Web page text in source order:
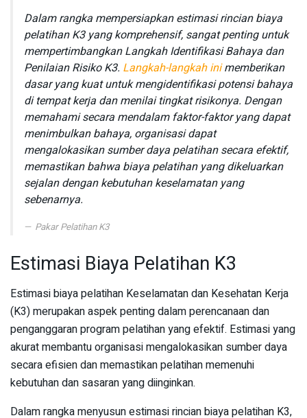
Dalam rangka mempersiapkan estimasi rincian biaya
pelatihan K3 yang komprehensif, sangat penting untuk
mempertimbangkan Langkah Identifikasi Bahaya dan
Penilaian Risiko K3. Langkah-langkah inimemberikan
dasar yang kuat untuk mengidentifikasi potensi bahaya
di tempat kerja dan menilai tingkat risikonya. Dengan
memahami secara mendalam faktor-faktor yang dapat
menimbulkan bahaya, organisasi dapat
mengalokasikan sumber daya pelatihan secara efektif,
memastikan bahwa biaya pelatihan yang dikeluarkan
sejalan dengan kebutuhan keselamatan yang
sebenarnya.
Pakar Pelatihan K3
Estimasi Biaya Pelatihan K3
Estimasi biaya pelatihan Keselamatan dan Kesehatan Kerja
(K3) merupakan aspek penting dalam perencanaan dan
penganggaran program pelatihan yang efektif. Estimasi yang
akurat membantu organisasi mengalokasikan sumber daya
secara efisien dan memastikan pelatihan memenuhi
kebutuhan dan sasaran yang diinginkan.
Dalam rangka menyusun estimasi rincian biaya pelatihan K3,